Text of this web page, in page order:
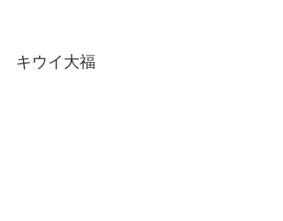
キウイ大福